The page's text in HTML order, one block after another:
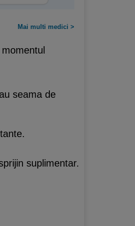
Mai multi medici >
seama de
suplimentar.